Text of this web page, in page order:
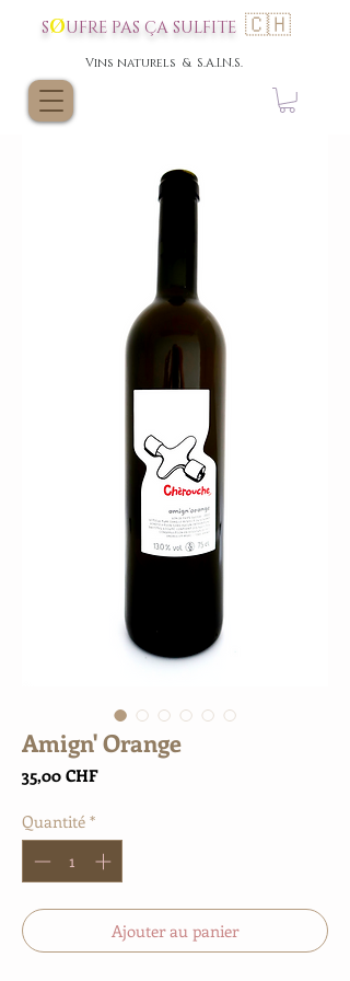
SØUFRE PAS ÇA SULFITE 🇨🇭
Vins naturels & S.A.I.N.S.
Amign' Orange
35,00 CHFPrix
Quantité *
Ajouter au panier